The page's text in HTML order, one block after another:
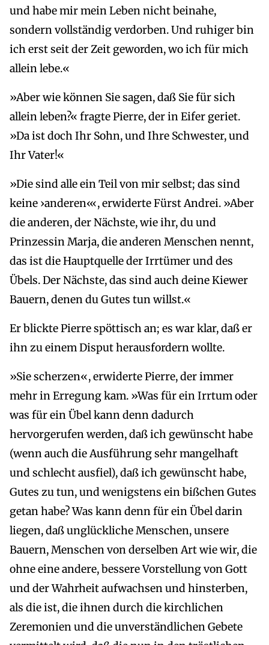
und habe mir mein Leben nicht beinahe,
sondern vollständig verdorben. Und ruhiger bin
ich erst seit der Zeit geworden, wo ich für mich
allein lebe.«
»Aber wie können Sie sagen, daß Sie für sich
allein leben?« fragte Pierre, der in Eifer geriet.
»Da ist doch Ihr Sohn, und Ihre Schwester, und
Ihr Vater!«
»Die sind alle ein Teil von mir selbst; das sind
keine ›anderen‹«, erwiderte Fürst Andrei. »Aber
die anderen, der Nächste, wie ihr, du und
Prinzessin Marja, die anderen Menschen nennt,
das ist die Hauptquelle der Irrtümer und des
Übels. Der Nächste, das sind auch deine Kiewer
Bauern, denen du Gutes tun willst.«
Er blickte Pierre spöttisch an; es war klar, daß er
ihn zu einem Disput herausfordern wollte.
»Sie scherzen«, erwiderte Pierre, der immer
mehr in Erregung kam. »Was für ein Irrtum oder
was für ein Übel kann denn dadurch
hervorgerufen werden, daß ich gewünscht habe
(wenn auch die Ausführung sehr mangelhaft
und schlecht ausfiel), daß ich gewünscht habe,
Gutes zu tun, und wenigstens ein bißchen Gutes
getan habe? Was kann denn für ein Übel darin
liegen, daß unglückliche Menschen, unsere
Bauern, Menschen von derselben Art wie wir, die
ohne eine andere, bessere Vorstellung von Gott
und der Wahrheit aufwachsen und hinsterben,
als die ist, die ihnen durch die kirchlichen
Zeremonien und die unverständlichen Gebete